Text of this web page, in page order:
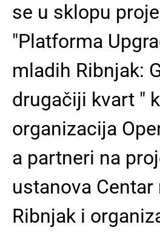
se u sklopu
"Platforma
mladih Ribnjak:
drugačiji kvart "
organizacija
a partneri na
ustanova Centar
Ribnjak i